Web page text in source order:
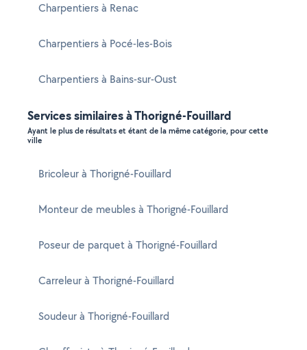
Charpentiers à Renac
Charpentiers à Pocé-les-Bois
Charpentiers à Bains-sur-Oust
Services similaires à Thorigné-Fouillard
Ayant le plus de résultats et étant de la même catégorie, pour cette
ville
Bricoleur à Thorigné-Fouillard
Monteur de meubles à Thorigné-Fouillard
Poseur de parquet à Thorigné-Fouillard
Carreleur à Thorigné-Fouillard
Soudeur à Thorigné-Fouillard